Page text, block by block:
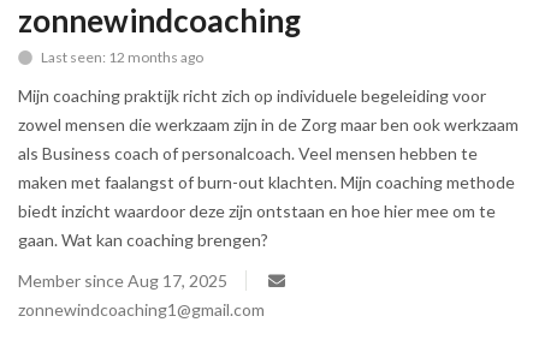
Lifestyle
Gallery
Blog
Trending
Fashion
zonnewindcoaching
Last seen: 12 months ago
Mijn coaching praktijk richt zich op individuele begeleiding voor
zowel mensen die werkzaam zijn in de Zorg maar ben ook werkzaam
als Business coach of personalcoach. Veel mensen hebben te
maken met faalangst of burn-out klachten. Mijn coaching methode
biedt inzicht waardoor deze zijn ontstaan en hoe hier mee om te
gaan. Wat kan coaching brengen?
Member since Aug 17, 2025
zonnewindcoaching1@gmail.com